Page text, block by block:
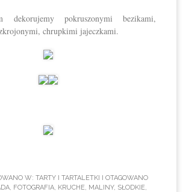
dekorujemy pokruszonymi bezikami,
chrupkimi jajeczkami.
W: TARTY I TARTALETKI I OTAGOWANO
FOTOGRAFIA KRUCHE MALINY, SŁODKIE